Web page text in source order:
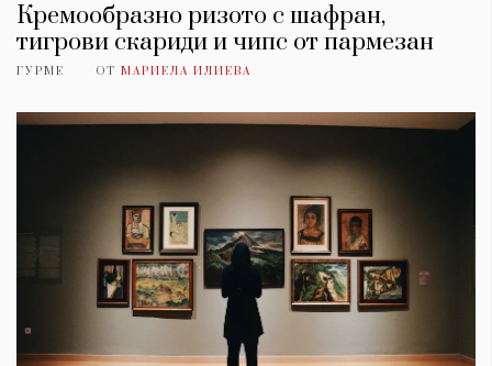
Кремообразно ризото с шафран,
тигрови скариди и чипс от пармезан
ГУРМЕ ОТ МАРИЕЛА ИЛИЕВА